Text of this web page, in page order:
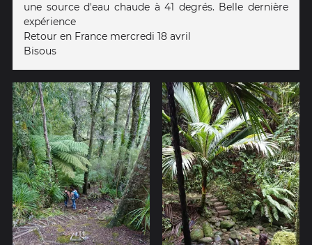
une source d'eau chaude à 41 degrés. Belle dernière
expérience
Retour en France mercredi 18 avril
Bisous